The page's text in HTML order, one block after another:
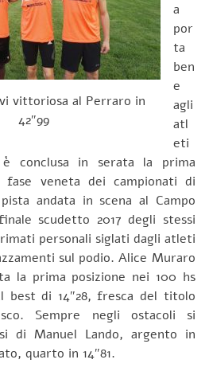
vittoriosa al Perraro in
42″99
a
por
ta
ben
e
agli
atl
eti
conclusa in serata la prima
fase veneta dei campionati di
andata in scena al Campo
scudetto 2017 degli stessi
personali siglati dagli atleti
sul podio. Alice Muraro
la prima posizione nei 100 hs
best di 14″28, fresca del titolo
Sempre negli ostacoli si
di Manuel Lando, argento in
quarto in 14″81.